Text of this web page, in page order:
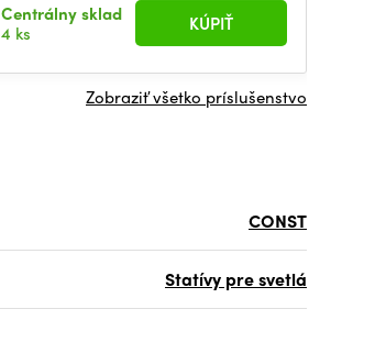
Centrálny sklad
4 ks
KÚPIŤ
Zobraziť všetko príslušenstvo
CONST
Statívy pre svetlá